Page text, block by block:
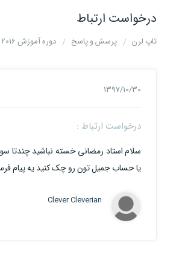
درخواست ارتباط
تاپ لرن پرسش و پاسخ دوره آموزش Sql Server 2016
1397/10/30
درخواست ارتباط :
سلام استاد رمضانی خسته نباشید چندتا
یا حساب جمیل تون رو چک کنید یه پیام
Clever Cleverian